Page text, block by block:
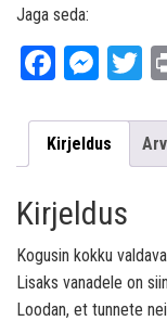
Jaga seda:
Fa
bo
M
se
ng
er
T
tt
Kirjeldus
Kirjeldus
Kogusin kokku
Lisaks vanadele on
Loodan, et tunnete